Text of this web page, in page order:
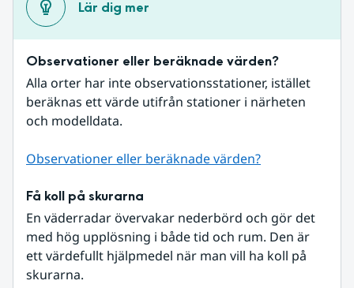
Lär dig mer
Observationer eller beräknade värden?
Alla orter har inte observationsstationer, istället
beräknas ett värde utifrån stationer i närheten
och modelldata.
Observationer eller beräknade värden?
Få koll på skurarna
En väderradar övervakar nederbörd och gör det
med hög upplösning i både tid och rum. Den är
ett värdefullt hjälpmedel när man vill ha koll på
skurarna.